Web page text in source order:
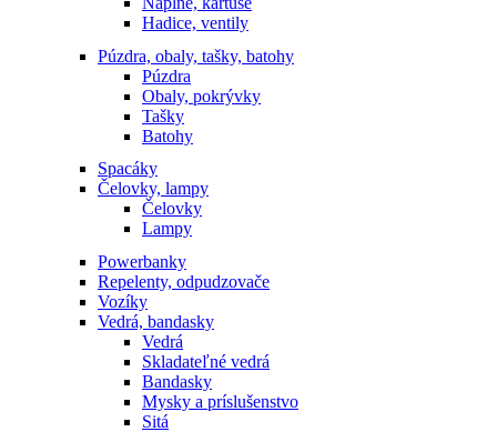
Hadice, ventily
Púzdra, obaly, tašky, batohy
Púzdra
Obaly, pokrývky
Tašky
Batohy
Spacáky
Čelovky, lampy
Čelovky
Lampy
Powerbanky
Repelenty, odpudzovače
Vozíky
Vedrá, bandasky
Vedrá
Skladateľné vedrá
Bandasky
Mysky a príslušenstvo
Sitá